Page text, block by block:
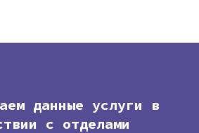
данные услуги в
с отделами